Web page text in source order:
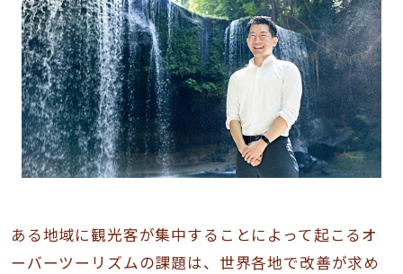
ある地域に観光客が集中することによって起こるオ
ーバーツーリズムの課題は、世界各地で改善が求め